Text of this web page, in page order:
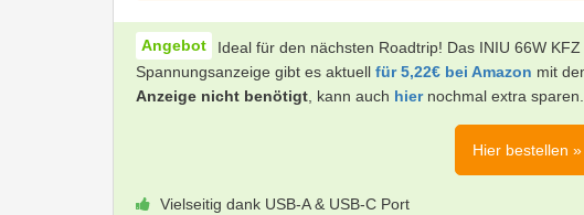
Ideal für den nächsten Roadtrip! Das INIU 66W
Spannungsanzeige gibt es aktuell für 5,22€ bei Amazon mit
Anzeige nicht benötigt , kann auch hier nochmal extra sparen.
Hier bestellen »
Vielseitig dank USB-A & USB-C Port